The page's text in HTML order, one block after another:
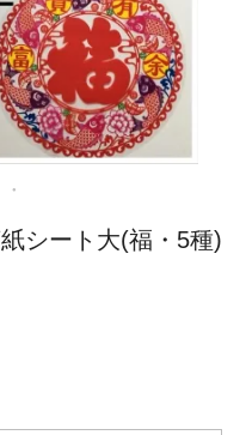
シート大(福・5種)